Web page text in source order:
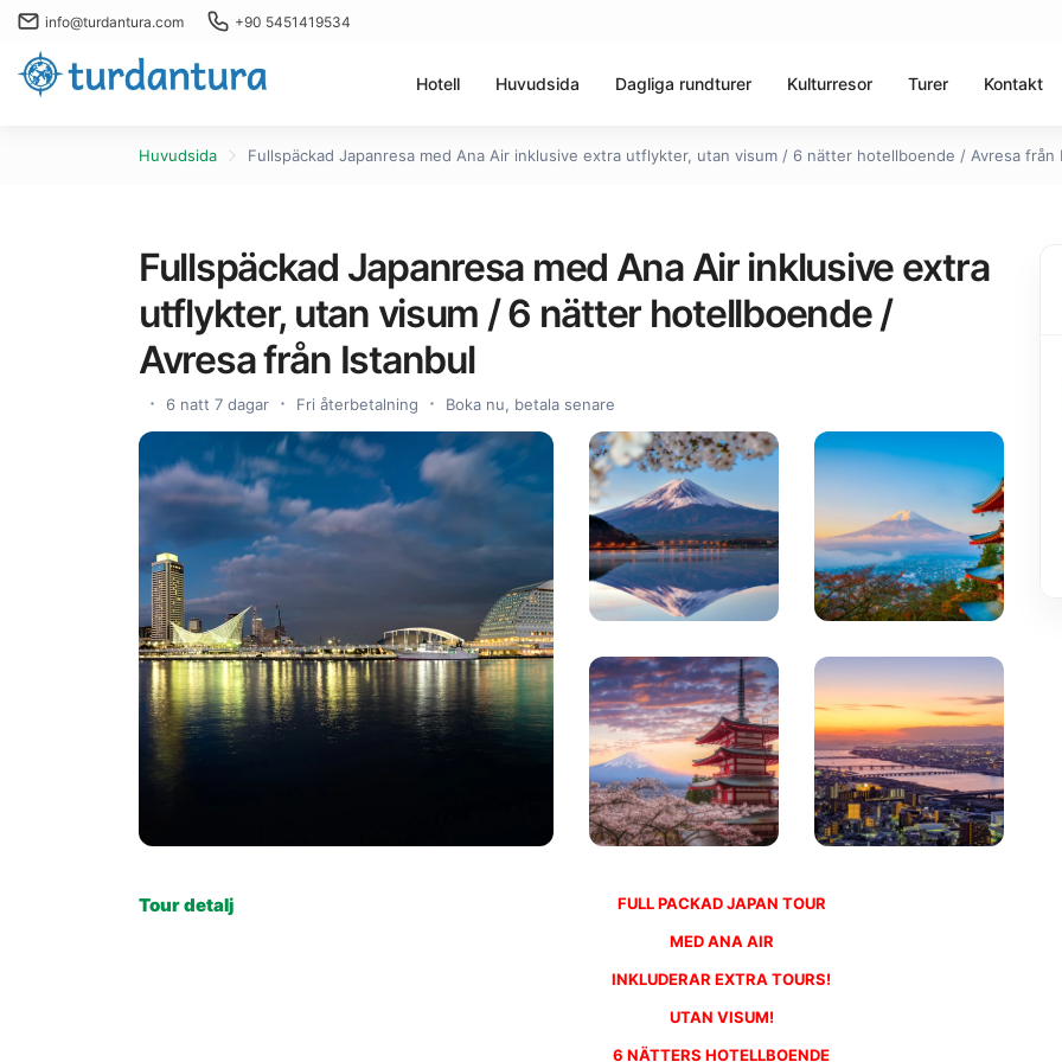
info@turdantura.com +90 5451419534
Hotell Huvudsida Dagliga rundturer Kulturresor Turer Kontakt
Huvudsida Fullspäckad Japanresa med Ana Air inklusive extra utflykter, utan visum / 6 nätter hotellboende / Avresa från
Fullspäckad Japanresa med Ana Air inklusive extra
utflykter, utan visum / 6 nätter hotellboende /
Avresa från Istanbul
6 natt 7 dagar Fri återbetalning Boka nu, betala senare
Tour detalj
FULL PACKAD JAPAN TOUR
MED ANA AIR
INKLUDERAR EXTRA TOURS!
UTAN VISUM!
6 NÄTTERS HOTELLBOENDE